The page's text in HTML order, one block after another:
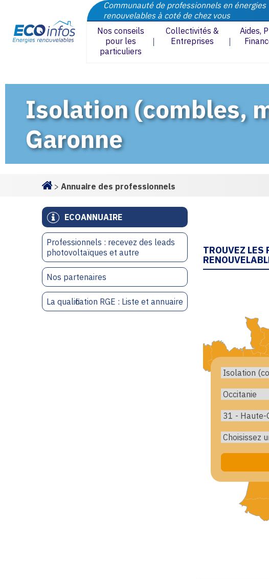
Communauté de professionnels en énergies
renouvelables à coté de chez vous
Nos conseils
pour les
particuliers
Collectivités &
Entreprises
Aides,
Isolation (combles,
Garonne
> Annuaire des professionnels
ECOANNUAIRE
Professionnels : recevez des leads
photovoltaïques et autre
Nos partenaires
La qualification RGE : Liste et annuaire
TROUVEZ LES